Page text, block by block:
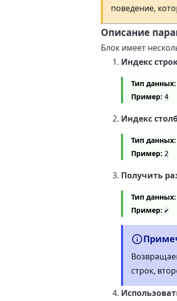
поведение,
Описание
Блок имеет
Индекс
Тип данных:
Пример: 4
Индекс
Тип данных:
Пример: 2
Получить
Тип данных:
Пример: ✔
строк,